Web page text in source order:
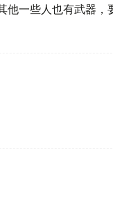
他一些人也有武器，